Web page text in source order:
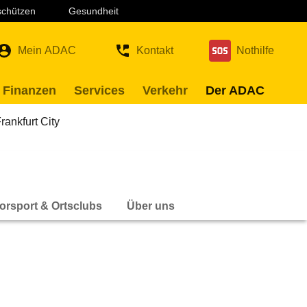
Gesundheit
Mein ADAC Kontakt Nothilfe
Services Verkehr Der ADAC
City
& Ortsclubs Über uns